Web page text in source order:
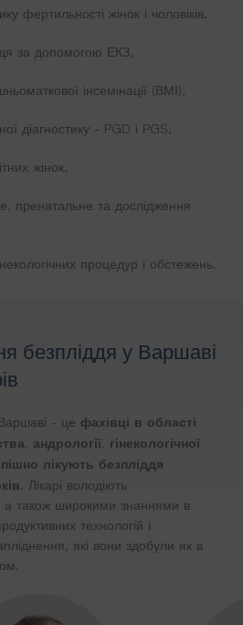
фертильності жінок і чоловіків,
за допомогою ЕКЗ,
інсемінації (ВМІ),
діагностику - PGD і PGS,
жінок,
пренатальне та дослідження
процедур і обстежень.
безпліддя у Варшаві
- це фахівці в області
андрології, гінекологічної
лікують безпліддя
Лікарі володіють
а також широкими знаннями в
технологій і
які вони здобули як в